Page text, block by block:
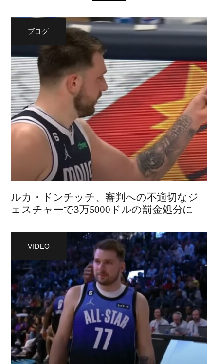
ブログ
ルカ・ドンチッチ、審判への不適切なジ
ェスチャーで3万5000ドルの罰金処分に
VIDEO